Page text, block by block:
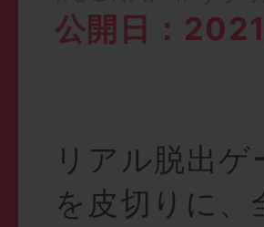
公開日：
リアル脱出
を皮切りに